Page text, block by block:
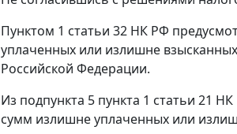
Пунктом 1 статьи 32 НК РФ
уплаченных или излишне
Российской Федерации.
Из подпункта 5 пункта 1 статьи 21
сумм излишне уплаченных или